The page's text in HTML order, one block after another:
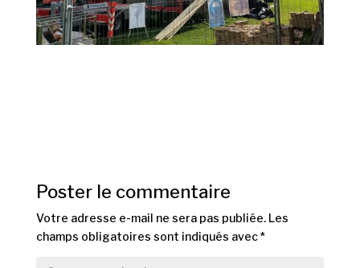
Poster le commentaire
Votre adresse e-mail ne sera pas publiée. Les
champs obligatoires sont indiqués avec*